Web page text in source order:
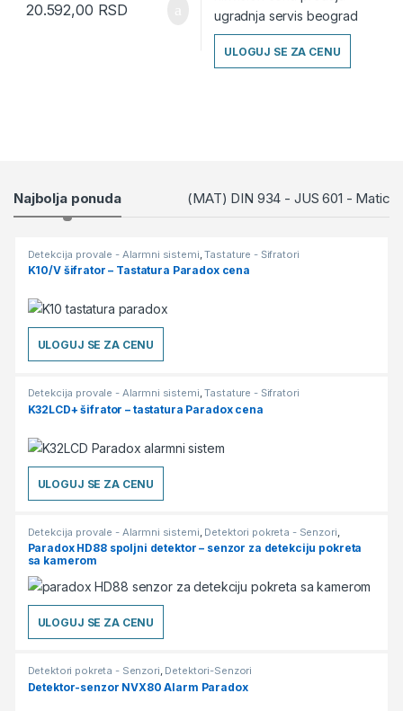
20.592,00 RSD
ULOGUJ SE ZA CENU
Products Grid
Najbolja ponuda (MAT) DIN 934 - JUS 601 - Matice
Detekcija provale - Alarmni sistemi ,Tastature - Šifratori
K10/V šifrator – Tastatura Paradox cena
ULOGUJ SE ZA CENU
Detekcija provale - Alarmni sistemi,Tastature - Šifratori
K32LCD+ šifrator – tastatura Paradox cena
ULOGUJ SE ZA CENU
Detekcija provale - Alarmni sistemi Detektori pokreta - Senzori
Detektori-Senzori
Paradox HD88 spoljni detektor – senzor za detekciju pokreta
sa kamerom
ULOGUJ SE ZA CENU
Detektori pokreta - Senzori, Detektori-Senzori
Detektor-senzor NVX80 Alarm Paradox